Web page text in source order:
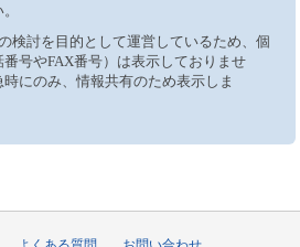
検討を目的として運営しているため、個
号やFAX番号）は表示しておりませ
にのみ、情報共有のため表示しま